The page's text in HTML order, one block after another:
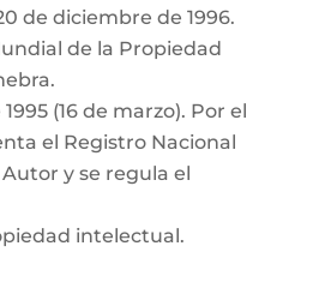
de diciembre de 1996.
de la Propiedad
(16 de marzo). Por el
el Registro Nacional
y se regula el
intelectual.